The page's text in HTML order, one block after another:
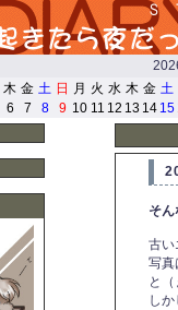
木 金 土 日 月 火 水 木 金 土
6 7 8 9 10 11 12 13 14 15
そ
古い
写真
と（
し